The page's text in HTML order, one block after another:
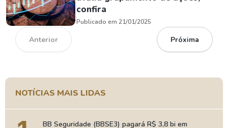
confira
Publicado em 21/01/2025
Anterior Próxima
NOTÍCIAS MAIS LIDAS
BB Seguridade (BBSE3) pagará R$ 3,8 bi em